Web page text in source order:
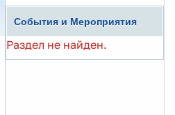
События и Мероприятия
Раздел не найден.